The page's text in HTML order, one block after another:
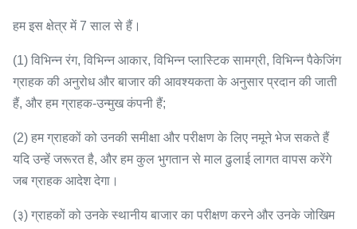
हम इस क्षेत्र में 7 साल से हैं।
(1) विभिन्न रंग, विभिन्न आकार, विभिन्न प्लास्टिक सामग्री, विभिन्न पैकेजिंग
ग्राहक की अनुरोध और बाजार की आवश्यकता के अनुसार प्रदान की जाती
हैं, और हम ग्राहक-उन्मुख कंपनी हैं;
(2) हम ग्राहकों को उनकी समीक्षा और परीक्षण के लिए नमूने भेज सकते हैं
यदि उन्हें जरूरत है, और हम कुल भुगतान से माल ढुलाई लागत वापस करेंगे
जब ग्राहक आदेश देगा।
(३) ग्राहकों को उनके स्थानीय बाजार का परीक्षण करने और उनके जोखिम